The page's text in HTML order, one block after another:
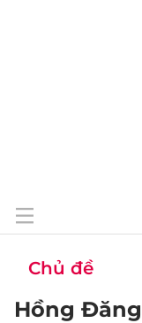
Chủ đề
Hồng Đăng